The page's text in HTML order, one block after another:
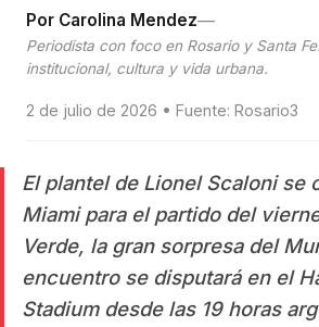
Por Carolina Mendez—
Periodista con foco en Rosario y Santa
institucional, cultura y vida urbana.
2 de julio de 2026 • Fuente: Rosario3
El plantel de Lionel Scaloni se
Miami para el partido del
Verde, la gran sorpresa del
encuentro se disputará en el
Stadium desde las 19 horas